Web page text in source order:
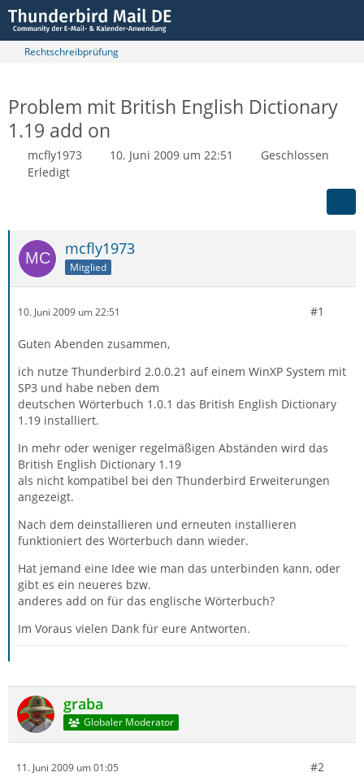
Rechtschreibprüfung
Problem mit British English Dictionary
1.19 add on
mcfly1973 10. Juni 2009 um 22:51
Geschlossen
Erledigt
mcfly1973
Mitglied
10. Juni 2009 um 22:51 #1
Guten Abenden zusammen,
ich nutze Thunderbird 2.0.0.21 auf einem WinXP System mit
SP3 und habe neben dem
deutschen Wörterbuch 1.0.1 das British English Dictionary
1.19 installiert.
In mehr oder weniger regelmäßigen Abständen wird das
British English Dictionary 1.19
als nicht kompatibel bei den Thunderbird Erweiterungen
angezeigt.
Nach dem deinstallieren und erneuten installieren
funktioniert des Wörterbuch dann wieder.
Hat jemand eine Idee wie man das unterbinden kann, oder
gibt es ein neueres bzw.
anderes add on für das englische Wörterbuch?
Im Voraus vielen Dank für eure Antworten.
graba
Globaler Moderator
11. Juni 2009 um 01:05 #2